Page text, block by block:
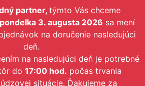
partner,týmto Vás chceme
pondelka 3. augusta 2026 sa mení
na doručenie nasledujúci
deň.
na nasledujúci deň je potrebné
do 17:00 hod. počas trvania
situácie. Ďakujeme za